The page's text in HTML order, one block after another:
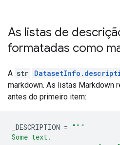
As listas de
formatadas como
A str
markdown. As listas Markdown
antes do primeiro item:
_DESCRIPTION = """
Some text.